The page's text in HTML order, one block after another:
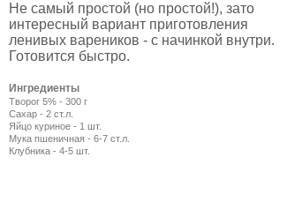
Не самый простой (но простой!), зато
интересный вариант приготовления
ленивых вареников - с начинкой внутри.
Готовится быстро.
Ингредиенты
Творог 5% - 300 г
Сахар - 2 ст.л.
Яйцо куриное - 1 шт.
Мука пшеничная - 6-7 ст.л.
Клубника - 4-5 шт.